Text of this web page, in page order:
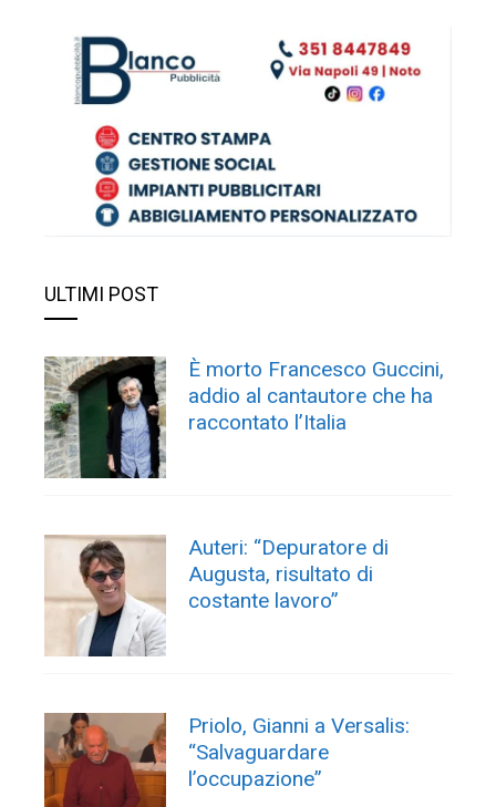
ULTIMI POST
È morto Francesco Guccini,
addio al cantautore che ha
raccontato l’Italia
Auteri: “Depuratore di
Augusta, risultato di
costante lavoro”
Priolo, Gianni a Versalis:
“Salvaguardare
l’occupazione”